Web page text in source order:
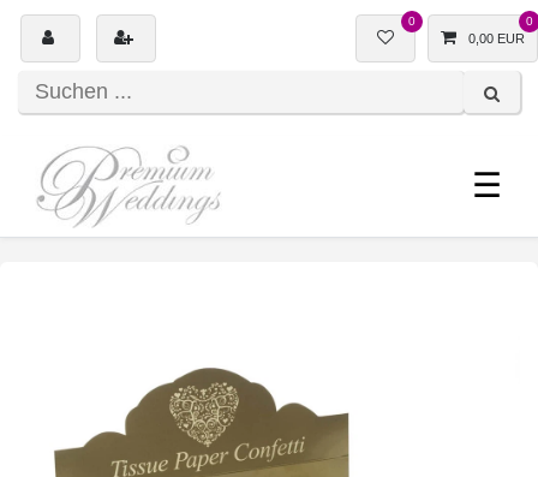
0 0
0,00 EUR
☰